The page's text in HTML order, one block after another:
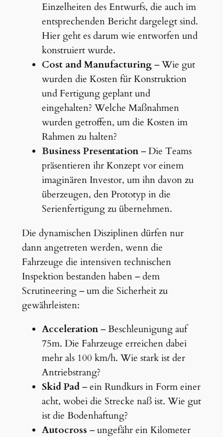
Einzelheiten des Entwurfs, die auch im
entsprechenden Bericht dargelegt sind.
Hier geht es darum wie entworfen und
konstruiert wurde.
Cost and Manufacturing– Wie gut
wurden die Kosten für Konstruktion
und Fertigung geplant und
eingehalten? Welche Maßnahmen
wurden getroffen, um die Kosten im
Rahmen zu halten?
Business Presentation– Die Teams
präsentieren ihr Konzept vor einem
imaginären Investor, um ihn davon zu
überzeugen, den Prototyp in die
Serienfertigung zu übernehmen.
Die dynamischen Disziplinen dürfen nur
dann angetreten werden, wenn die
Fahrzeuge die intensiven technischen
Inspektion bestanden haben – dem
Scrutineering – um die Sicherheit zu
gewährleisten:
Acceleration– Beschleunigung auf
75m. Die Fahrzeuge erreichen dabei
mehr als 100 km/h. Wie stark ist der
Antriebstrang?
Skid Pad– ein Rundkurs in Form einer
acht, wobei die Strecke naß ist. Wie gut
ist die Bodenhaftung?
Autocross – ungefähr ein Kilometer